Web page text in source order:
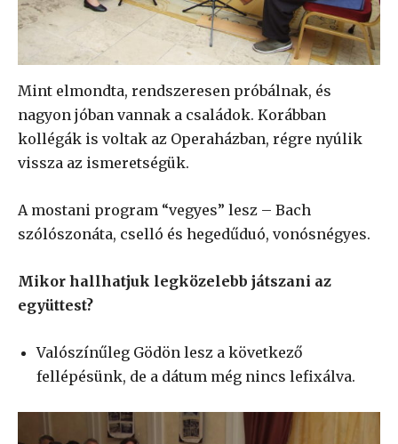
Mint elmondta, rendszeresen próbálnak, és
nagyon jóban vannak a családok. Korábban
kollégák is voltak az Operaházban, régre nyúlik
vissza az ismeretségük.
A mostani program “vegyes” lesz – Bach
szólószonáta, cselló és hegedűduó, vonósnégyes.
Mikor hallhatjuk legközelebb játszani az
együttest?
Valószínűleg Gödön lesz a következő
fellépésünk, de a dátum még nincs lefixálva.